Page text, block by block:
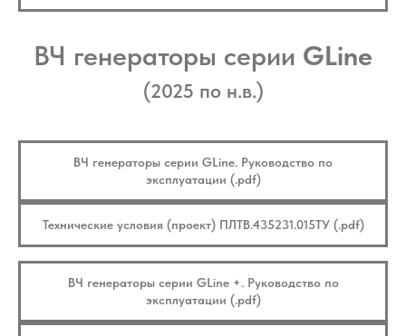
ВЧ генераторы серии GLine
(2025 по н.в.)
ВЧ генераторы серии GLine. Руководство по
эксплуатации (.pdf)
Технические условия (проект) ПЛТВ.435231.015ТУ (.pdf)
ВЧ генераторы серии GLine +. Руководство по
эксплуатации (.pdf)